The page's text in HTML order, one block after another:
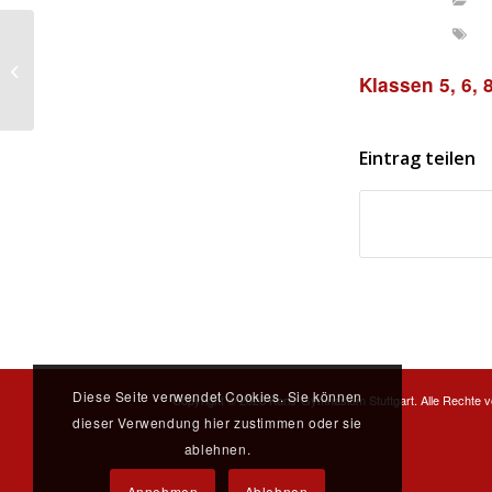
Klassen 5, 6,
Eintrag teilen
Copyright ©2026 Karls-Gymnasium Stuttgart. Alle Rechte
Diese Seite verwendet Cookies. Sie können
dieser Verwendung hier zustimmen oder sie
ablehnen.